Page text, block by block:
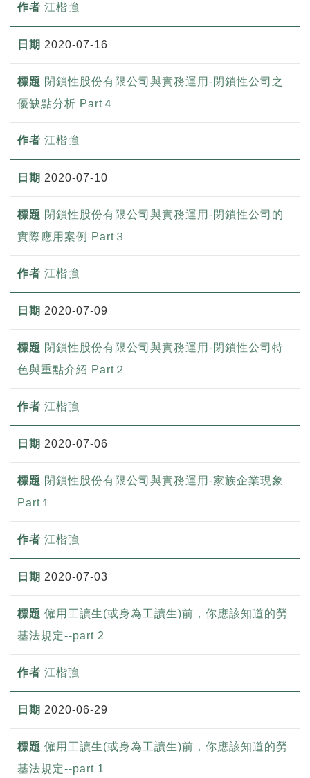
江楷強
2020-07-16
閉鎖性股份有限公司與實務運用-閉鎖性公司之
優缺點分析 Part４
江楷強
2020-07-10
閉鎖性股份有限公司與實務運用-閉鎖性公司的
實際應用案例 Part３
江楷強
2020-07-09
閉鎖性股份有限公司與實務運用-閉鎖性公司特
色與重點介紹 Part２
江楷強
2020-07-06
閉鎖性股份有限公司與實務運用-家族企業現象
Part１
江楷強
2020-07-03
僱用工讀生(或身為工讀生)前，你應該知道的勞
基法規定--part 2
江楷強
2020-06-29
僱用工讀生(或身為工讀生)前，你應該知道的勞
基法規定--part 1